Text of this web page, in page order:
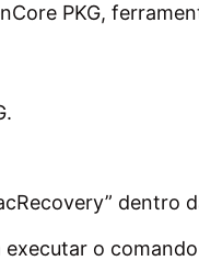
PKG,
dentro
executar o